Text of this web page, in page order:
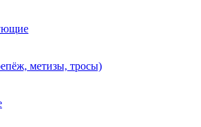
метизы, тросы)